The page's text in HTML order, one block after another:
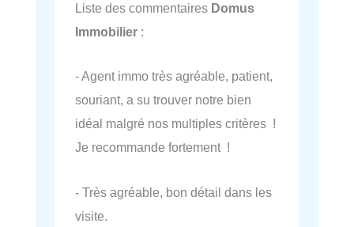
Liste des commentaires Domus
Immobilier :
- Agent immo très agréable, patient,
souriant, a su trouver notre bien
idéal malgré nos multiples critères !
Je recommande fortement !
- Très agréable, bon détail dans les
visite.